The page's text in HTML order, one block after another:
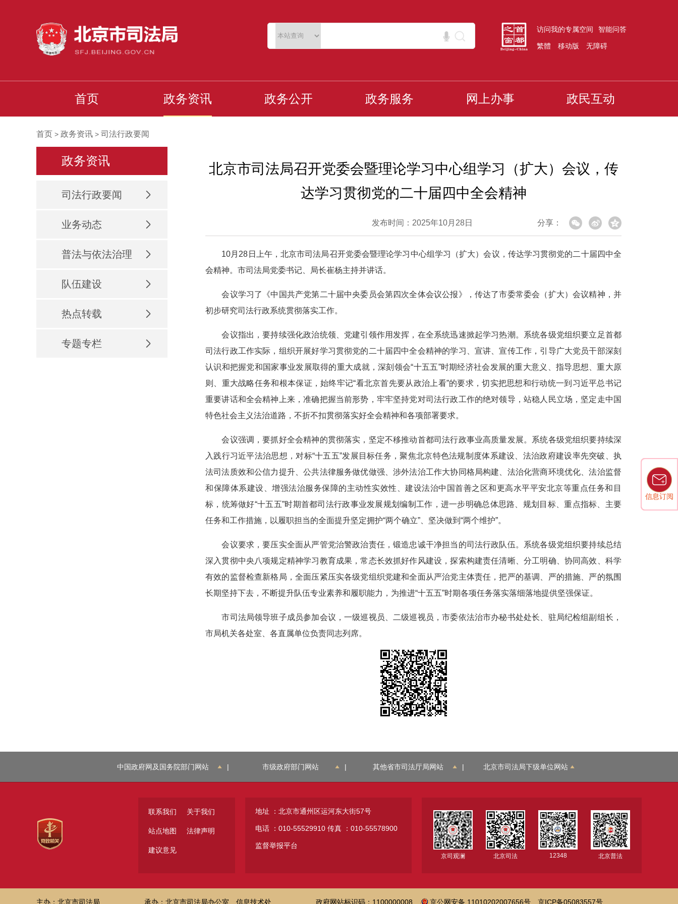
访问我的专属空间 智能问答
繁體 移动版 无障碍
首页 政务资讯 政务公开 政务服务 网上办事 政民互动
信息订阅
信息订阅
首页 > 政务资讯 > 司法行政要闻
政务资讯
司法行政要闻
业务动态
普法与依法治理
队伍建设
热点转载
专题专栏
北京市司法局召开党委会暨理论学习中心组学习（扩大）会议，传
达学习贯彻党的二十届四中全会精神
发布时间：2025年10月28日 分享：
10月28日上午，北京市司法局召开党委会暨理论学习中心组学习（扩大）会议，传达学习贯彻党的二十届四中全
会精神。市司法局党委书记、局长崔杨主持并讲话。
会议学习了《中国共产党第二十届中央委员会第四次全体会议公报》，传达了市委常委会（扩大）会议精神，并
初步研究司法行政系统贯彻落实工作。
会议指出，要持续强化政治统领、党建引领作用发挥，在全系统迅速掀起学习热潮。系统各级党组织要立足首都
司法行政工作实际，组织开展好学习贯彻党的二十届四中全会精神的学习、宣讲、宣传工作，引导广大党员干部深刻
认识和把握党和国家事业发展取得的重大成就，深刻领会“十五五”时期经济社会发展的重大意义、指导思想、重大原
则、重大战略任务和根本保证，始终牢记“看北京首先要从政治上看”的要求，切实把思想和行动统一到习近平总书记
重要讲话和全会精神上来，准确把握当前形势，牢牢坚持党对司法行政工作的绝对领导，站稳人民立场，坚定走中国
特色社会主义法治道路，不折不扣贯彻落实好全会精神和各项部署要求。
会议强调，要抓好全会精神的贯彻落实，坚定不移推动首都司法行政事业高质量发展。系统各级党组织要持续深
入践行习近平法治思想，对标“十五五”发展目标任务，聚焦北京特色法规制度体系建设、法治政府建设率先突破、执
法司法质效和公信力提升、公共法律服务做优做强、涉外法治工作大协同格局构建、法治化营商环境优化、法治监督
和保障体系建设、增强法治服务保障的主动性实效性、建设法治中国首善之区和更高水平平安北京等重点任务和目
标，统筹做好“十五五”时期首都司法行政事业发展规划编制工作，进一步明确总体思路、规划目标、重点指标、主要
任务和工作措施，以履职担当的全面提升坚定拥护“两个确立”、坚决做到“两个维护”。
会议要求，要压实全面从严管党治警政治责任，锻造忠诚干净担当的司法行政队伍。系统各级党组织要持续总结
深入贯彻中央八项规定精神学习教育成果，常态长效抓好作风建设，探索构建责任清晰、分工明确、协同高效、科学
有效的监督检查新格局，全面压紧压实各级党组织党建和全面从严治党主体责任，把严的基调、严的措施、严的氛围
长期坚持下去，不断提升队伍专业素养和履职能力，为推进“十五五”时期各项任务落实落细落地提供坚强保证。
市司法局领导班子成员参加会议，一级巡视员、二级巡视员，市委依法治市办秘书处处长、驻局纪检组副组长，
市局机关各处室、各直属单位负责同志列席。
中国政府网及国务院部门网站 | 市级政府部门网站 | 其他省市司法厅局网站 | 北京市司法局下级单位网站
联系我们 关于我们
站点地图 法律声明
建议意见
地址 ：北京市通州区运河东大街57号
电话 ：010-55529910 传真 ：010-55578900
监督举报平台
京司观澜 北京司法 12348 北京普法
主办：北京市司法局 承办：北京市司法局办公室、信息技术处 政府网站标识码：1100000008 京公网安备 11010202007656号 京ICP备05083557号